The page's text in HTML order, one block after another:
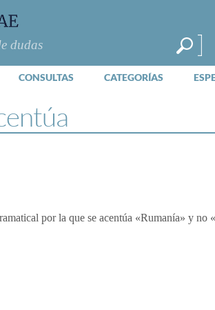
CONSULTAS CATEGORÍAS
por la que se acentúa «Rumanía» y